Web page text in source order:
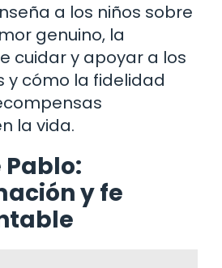
a los niños sobre
genuino, la
cuidar y apoyar a los
y cómo la fidelidad
la vida.
Pablo:
y fe